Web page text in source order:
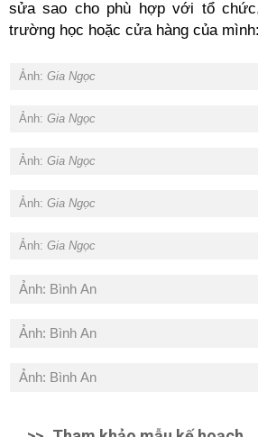
sửa sao cho phù hợp với tổ
trường học hoặc cửa hàng của mình:
Ảnh: Gia Ngọc
Ảnh: Gia Ngọc
Ảnh: Gia Ngọc
Ảnh: Gia Ngọc
Ảnh: Gia Ngọc
Ảnh: Bình An
Ảnh: Bình An
Ảnh: Bình An